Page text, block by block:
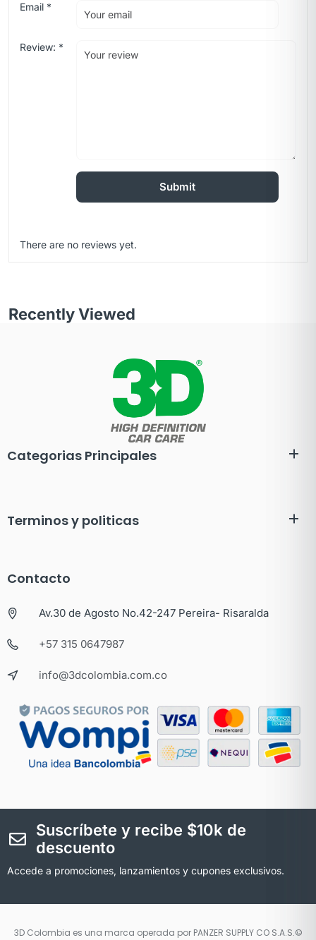
Review: *
Email *
There are no reviews yet.
Recently Viewed
Categorias Principales
Terminos y politicas
Contacto
Av.30 de Agosto No.42-247 Pereira- Risaralda
+57 315 0647987
info@3dcolombia.com.co
Suscríbete y recibe $10k de
descuento
Accede a promociones, lanzamientos y cupones exclusivos.
3D Colombia es una marca operada por PANZER SUPPLY CO S.A.S.©